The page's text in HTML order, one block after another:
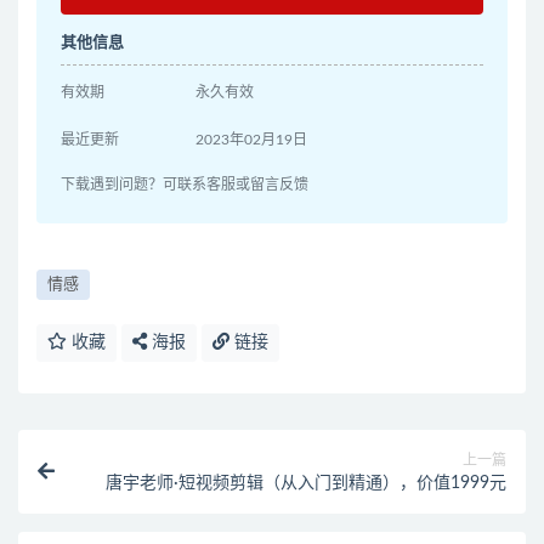
其他信息
有效期 永久有效
最近更新 2023年02月19日
下载遇到问题？可联系客服或留言反馈
情感
收藏 海报 链接
上一篇
唐宇老师·短视频剪辑（从入门到精通），价值1999元